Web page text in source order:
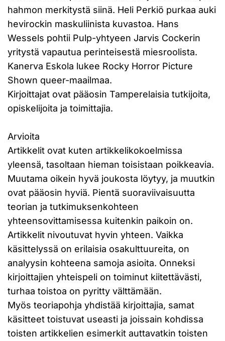
hahmon merkitystä siinä. Heli Perkiö purkaa auki
hevirockin maskuliinista kuvastoa. Hans
Wessels pohtii Pulp-yhtyeen Jarvis Cockerin
yritystä vapautua perinteisestä miesroolista.
Kanerva Eskola lukee Rocky Horror Picture
Shown queer-maailmaa.
Kirjoittajat ovat pääosin Tamperelaisia tutkijoita,
opiskelijoita ja toimittajia.
Arvioita
Artikkelit ovat kuten artikkelikokoelmissa
yleensä, tasoltaan hieman toisistaan poikkeavia.
Muutama oikein hyvä joukosta löytyy, ja muutkin
ovat pääosin hyviä. Pientä suoraviivaisuutta
teorian ja tutkimuksenkohteen
yhteensovittamisessa kuitenkin paikoin on.
Artikkelit nivoutuvat hyvin yhteen. Vaikka
käsittelyssä on erilaisia osakulttuureita, on
analyysin kohteena samoja asioita. Onneksi
kirjoittajien yhteispeli on toiminut kiitettävästi,
turhaa toistoa on pyritty välttämään.
Myös teoriapohja yhdistää kirjoittajia, samat
käsitteet toistuvat useasti ja joissain kohdissa
toisten artikkelien esimerkit auttavatkin toisten